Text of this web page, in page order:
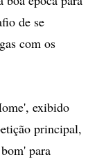
de se
com os
exibido
principal,
para